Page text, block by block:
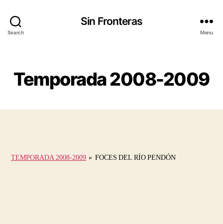
Search
Sin Fronteras
Menu
Temporada 2008-2009
TEMPORADA 2008-2009 » FOCES DEL RÍO PENDÓN